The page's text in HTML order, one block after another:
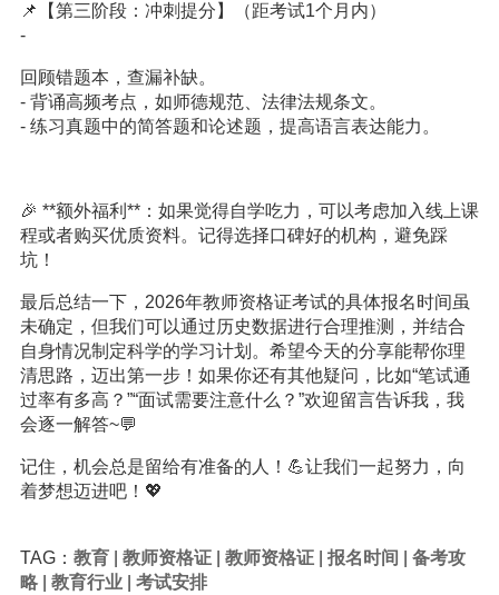
📌【第三阶段：冲刺提分】（距考试1个月内）
-
回顾错题本，查漏补缺。
- 背诵高频考点，如师德规范、法律法规条文。
- 练习真题中的简答题和论述题，提高语言表达能力。
🎉 **额外福利**：如果觉得自学吃力，可以考虑加入线上课
程或者购买优质资料。记得选择口碑好的机构，避免踩
坑！
最后总结一下，2026年教师资格证考试的具体报名时间虽
未确定，但我们可以通过历史数据进行合理推测，并结合
自身情况制定科学的学习计划。希望今天的分享能帮你理
清思路，迈出第一步！如果你还有其他疑问，比如“笔试通
过率有多高？”“面试需要注意什么？”欢迎留言告诉我，我
会逐一解答~💬
记住，机会总是留给有准备的人！💪让我们一起努力，向
着梦想迈进吧！💖
TAG： 教育| 教师资格证| 教师资格证| 报名时间
备考攻
略| 教育行业| 考试安排